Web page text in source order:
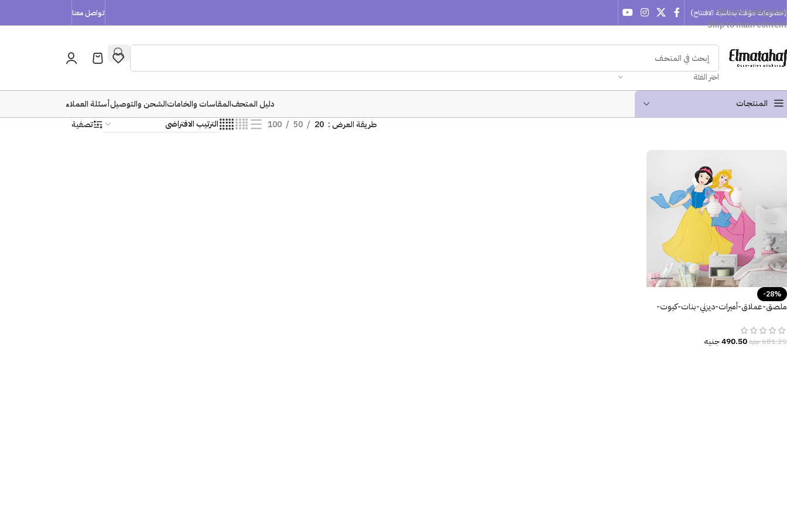
Skip to navigation
Skip to main content
(خصومات مؤقتة بمناسبة الافتتاح) تواصل معنا
اختر الفئة
المنتجـات دليل المتحفالمقاسات والخاماتالشحن والتوصيلأسئلة العملاء
طريقة العرض
20
50
100 تصفية
-28%
ملصق-عملاق-أميرات-ديزني-بنات-كيوت-
681.25جنيه490.50جنيه